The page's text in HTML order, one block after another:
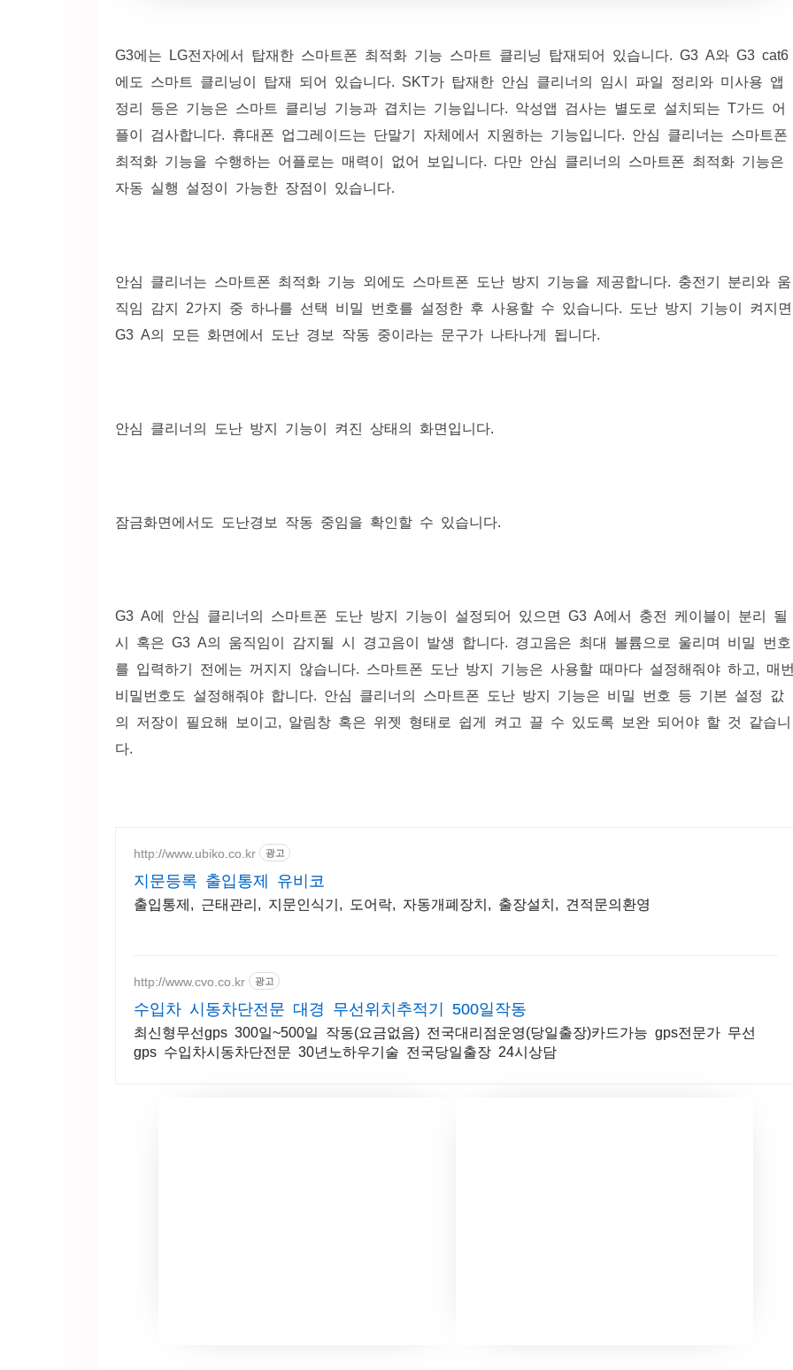
G3에는 LG전자에서 탑재한 스마트폰 최적화 기능 스마트 클리닝 탑재되어 있습니다. G3 A와 G3 cat6
에도 스마트 클리닝이 탑재 되어 있습니다. SKT가 탑재한 안심 클리너의 임시 파일 정리와 미사용 앱
정리 등은 기능은 스마트 클리닝 기능과 겹치는 기능입니다. 악성앱 검사는 별도로 설치되는 T가드 어
플이 검사합니다. 휴대폰 업그레이드는 단말기 자체에서 지원하는 기능입니다. 안심 클리너는 스마트폰
최적화 기능을 수행하는 어플로는 매력이 없어 보입니다. 다만 안심 클리너의 스마트폰 최적화 기능은
자동 실행 설정이 가능한 장점이 있습니다.
안심 클리너는 스마트폰 최적화 기능 외에도 스마트폰 도난 방지 기능을 제공합니다. 충전기 분리와 움
직임 감지 2가지 중 하나를 선택 비밀 번호를 설정한 후 사용할 수 있습니다. 도난 방지 기능이 켜지면
G3 A의 모든 화면에서 도난 경보 작동 중이라는 문구가 나타나게 됩니다.
안심 클리너의 도난 방지 기능이 켜진 상태의 화면입니다.
잠금화면에서도 도난경보 작동 중임을 확인할 수 있습니다.
G3 A에 안심 클리너의 스마트폰 도난 방지 기능이 설정되어 있으면 G3 A에서 충전 케이블이 분리 될
시 혹은 G3 A의 움직임이 감지될 시 경고음이 발생 합니다. 경고음은 최대 볼륨으로 울리며 비밀 번호
를 입력하기 전에는 꺼지지 않습니다. 스마트폰 도난 방지 기능은 사용할 때마다 설정해줘야 하고, 매
비밀번호도 설정해줘야 합니다. 안심 클리너의 스마트폰 도난 방지 기능은 비밀 번호 등 기본 설정 값
의 저장이 필요해 보이고, 알림창 혹은 위젯 형태로 쉽게 켜고 끌 수 있도록 보완 되어야 할 것 같습니
다.
http://www.ubiko.co.kr 광고
지문등록 출입통제 유비코
출입통제, 근태관리, 지문인식기, 도어락, 자동개폐장치, 출장설치, 견적문의환영
http://www.cvo.co.kr 광고
수입차 시동차단전문 대경 무선위치추적기 500일작동
최신형무선gps 300일~500일 작동(요금없음) 전국대리점운영(당일출장)카드가능 gps전문가 무선
gps 수입차시동차단전문 30년노하우기술 전국당일출장 24시상담